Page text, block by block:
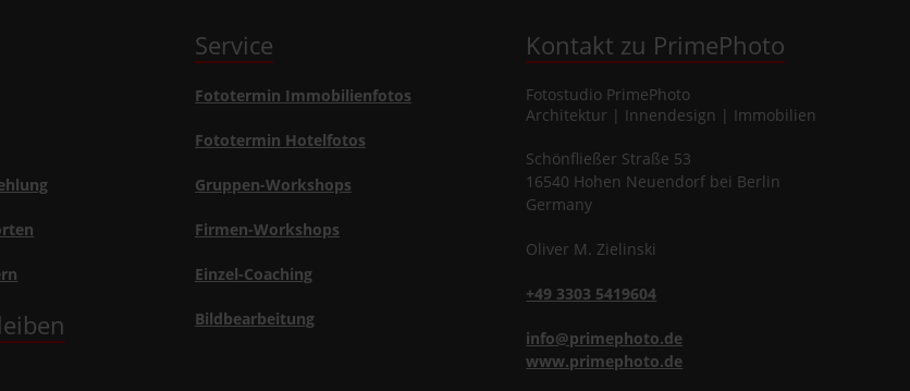
Service
Fototermin Immobilienfotos
Fototermin Hotelfotos
Gruppen-Workshops
Firmen-Workshops
Einzel-Coaching
Bildbearbeitung
Kontakt zu PrimePhoto
Fotostudio PrimePhoto
Architektur | Innendesign | Immobilien
Schönfließer Straße 53
16540 Hohen Neuendorf bei Berlin
Germany
Oliver M. Zielinski
+49 3303 5419604
info@primephoto.de
www.primephoto.de